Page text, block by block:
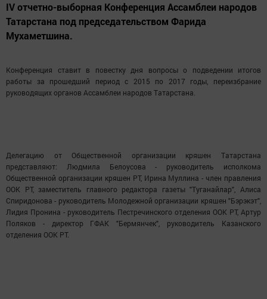
IV отчетно-выборная Конференция Ассамблеи народов
Татарстана под председательством Фарида
Мухаметшина.
Конференция ставит в повестку дня вопросы о подведении итогов
работы за прошедший период с 2015 по 2017 годы, переизбрание
руководящих органов Ассамблеи народов Татарстана.
Делегацию от Общественной организации кряшен Татарстана
представляют: Людмила Белоусова - руководитель исполкома
Общественной организации кряшен РТ, Ирина Муллина - член правления
ООК РТ, заместитель главного редактора газеты "Туганайлар", Алиса
Спиридонова - руководитель Молодежной организации кряшен "Бэрэкэт",
Лидия Пронина - руководитель Пестречинского отделения ООК РТ, Артур
Поляков - директор ГФАК "Бермянчек", руководитель Казанского
отделения ООК РТ.